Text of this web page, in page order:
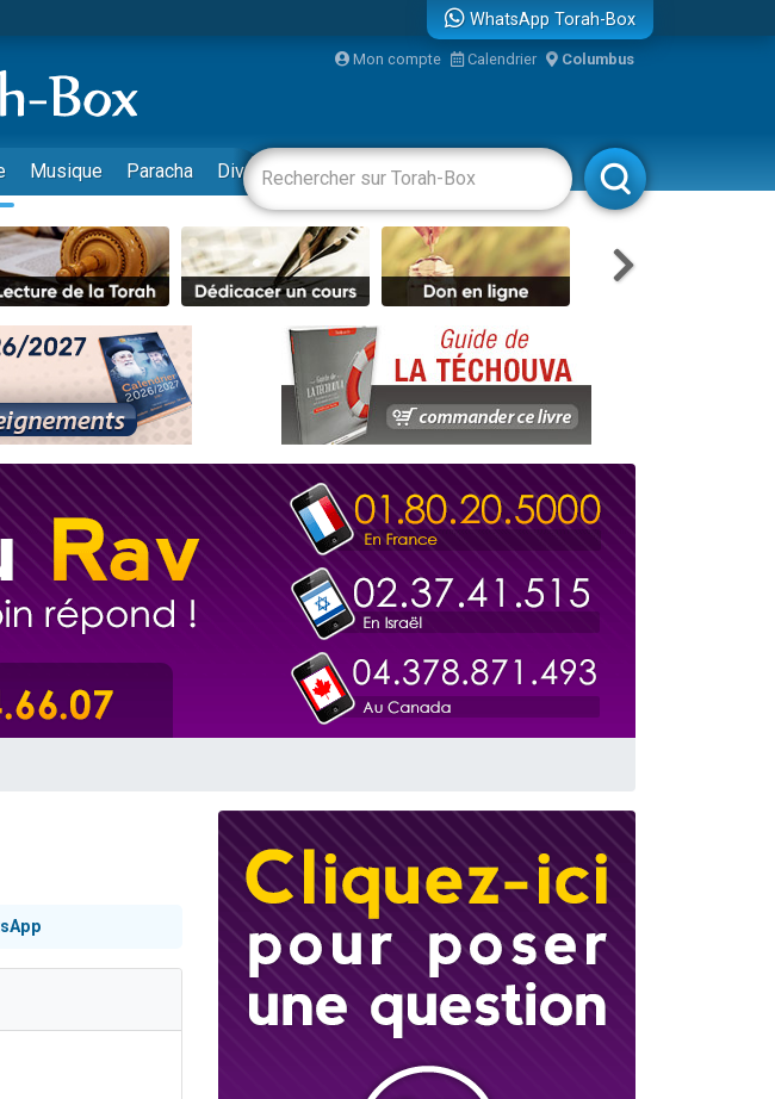
aux Orphelins
dans un appartement insalubre
jambe de Yohan
pauvres d'Israel
et le Birkat Hamazone à travers le temps
WhatsApp Torah-Box
Mon compte Calendrier Columbus
Musique Paracha Divertissements Livres Rabbanim